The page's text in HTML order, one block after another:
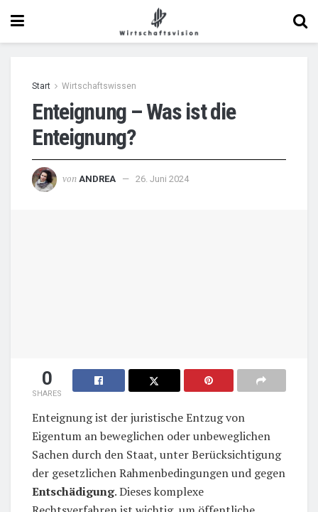
Start Wirtschaftswissen
Enteignung – Was ist die
Enteignung?
von ANDREA 26. Juni 2024
0
SHARES
Enteignung ist der juristische Entzug von
Eigentum an beweglichen oder unbeweglichen
Sachen durch den Staat, unter Berücksichtigung
der gesetzlichen Rahmenbedingungen und gegen
Entschädigung. Dieses komplexe